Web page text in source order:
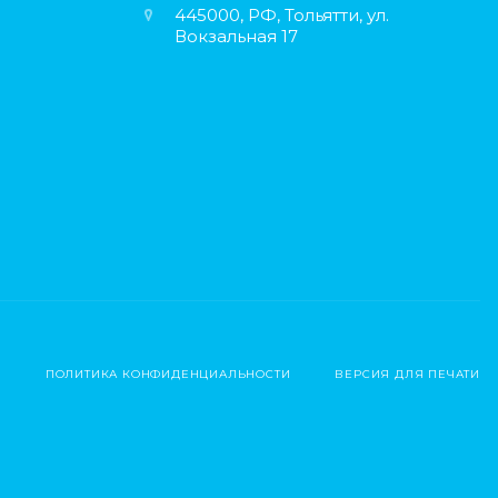
445000, РФ, Тольятти, ул.
Вокзальная 17
ВЕРСИЯ ДЛЯ ПЕЧАТИ
ПОЛИТИКА КОНФИДЕНЦИАЛЬНОСТИ